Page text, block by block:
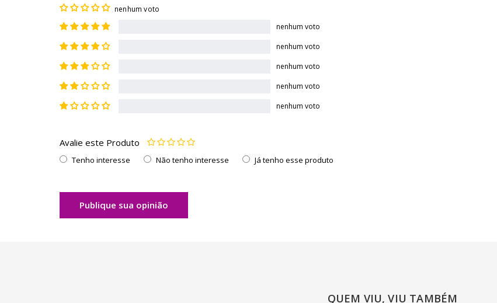
nenhum voto
nenhum voto
nenhum voto
nenhum voto
nenhum voto
nenhum voto
Avalie este Produto
Tenho interesse Não tenho interesse Já tenho esse produto
Publique sua opinião
QUEM VIU, VIU TAMBÉM